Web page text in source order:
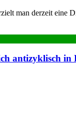
man derzeit eine
antizyklisch in